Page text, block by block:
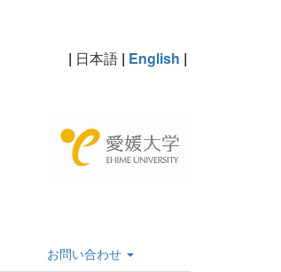
| 日本語 | English |
お問い合わせ